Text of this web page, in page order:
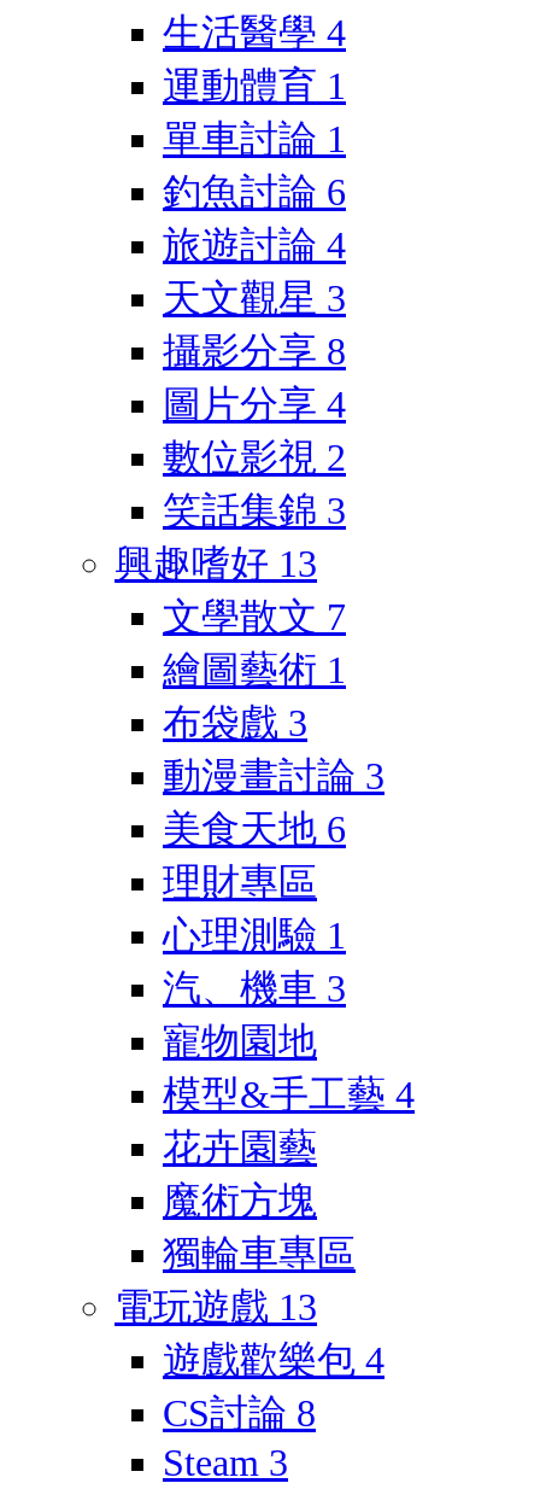
生活醫學 4
運動體育 1
單車討論 1
釣魚討論 6
旅遊討論 4
天文觀星 3
攝影分享 8
圖片分享 4
數位影視 2
笑話集錦 3
興趣嗜好 13
文學散文 7
繪圖藝術 1
布袋戲 3
動漫畫討論 3
美食天地 6
理財專區
心理測驗 1
汽、機車 3
寵物園地
模型&手工藝 4
花卉園藝
魔術方塊
獨輪車專區
電玩遊戲 13
遊戲歡樂包 4
CS討論 8
Steam 3